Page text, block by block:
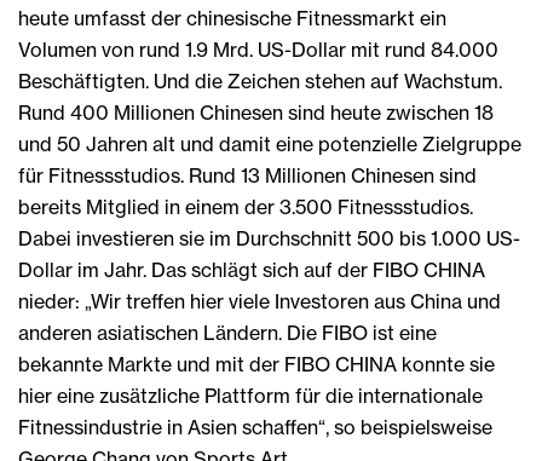
heute umfasst der chinesische Fitnessmarkt ein
Volumen von rund 1.9 Mrd. US-Dollar mit rund 84.000
Beschäftigten. Und die Zeichen stehen auf Wachstum.
Rund 400 Millionen Chinesen sind heute zwischen 18
und 50 Jahren alt und damit eine potenzielle Zielgruppe
für Fitnessstudios. Rund 13 Millionen Chinesen sind
bereits Mitglied in einem der 3.500 Fitnessstudios.
Dabei investieren sie im Durchschnitt 500 bis 1.000 US-
Dollar im Jahr. Das schlägt sich auf der FIBO CHINA
nieder: „Wir treffen hier viele Investoren aus China und
anderen asiatischen Ländern. Die FIBO ist eine
bekannte Markte und mit der FIBO CHINA konnte sie
hier eine zusätzliche Plattform für die internationale
Fitnessindustrie in Asien schaffen“, so beispielsweise